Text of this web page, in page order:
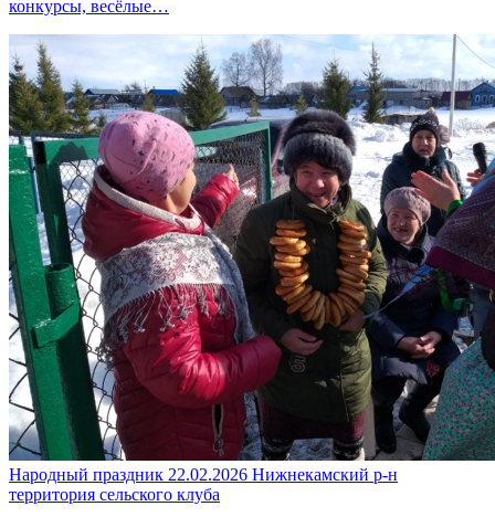
конкурсы, весёлые…
Народный праздник 22.02.2026 Нижнекамский р-н
территория сельского клуба